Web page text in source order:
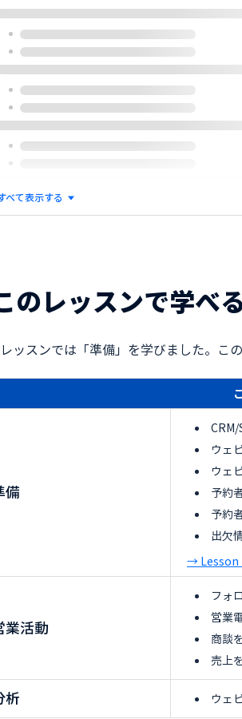
べて表示する
のレッスンで学べ
ッスンでは「準備」を学びました。こ
備
CRM/
ウェ
ウェ
予約
予約
出欠
→ Lesson
業活動
フォ
営業
商談
売上
析 ウェ